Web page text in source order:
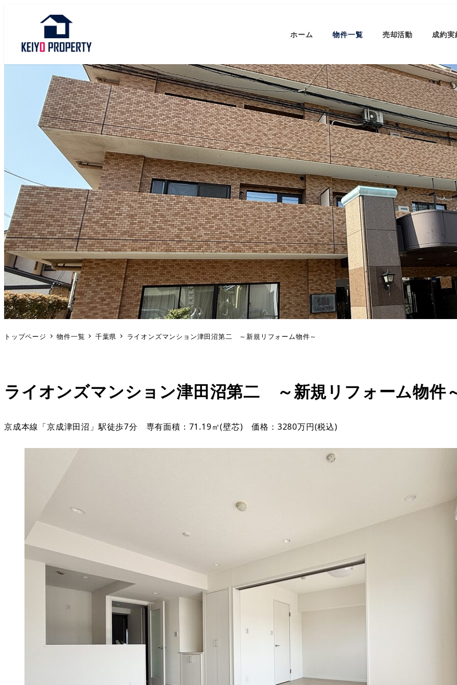
ホーム 物件一覧 売却活動 成約実
トップページ 物件一覧 千葉県 ライオンズマンション津田沼第二 ～新規リフォーム物件～
ライオンズマンション津田沼第二 ～新規リフォーム物件
京成本線「京成津田沼」駅徒歩7分 専有面積：71.19㎡(壁芯) 価格：3280万円(税込)